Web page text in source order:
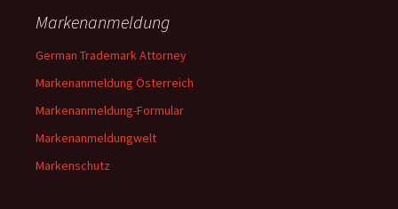
Markenanmeldung
German Trademark Attorney
Markenanmeldung Österreich
Markenanmeldung-Formular
Markenanmeldungwelt
Markenschutz